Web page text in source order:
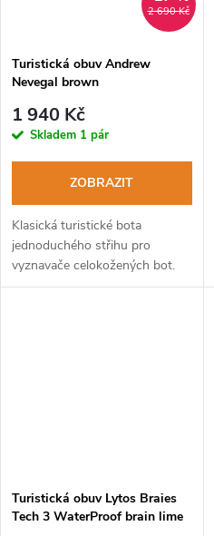
2 690 Kč
Turistická obuv Andrew
Nevegal brown
1 940 Kč
Skladem 1 pár
ZOBRAZIT
Klasická turistické bota
jednoduchého střihu pro
vyznavače celokožených bot.
Turistická obuv Lytos Braies
Tech 3 WaterProof brain lime